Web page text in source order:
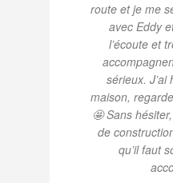
route et je me
avec Eddy
l’écoute et
sérieux. J’ai
maison,
🤩 Sans
de
qu’il faut